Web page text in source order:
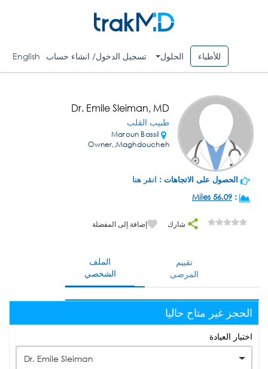
للأطباء الحلول تسجيل الدخول/ انشاء حساب English
Dr. Emile Sleiman, MD
طبيب القلب
Maroun Bassil
Owner,,Maghdoucheh
الحصول على الاتجاهات : انقر هنا
:
56.09 Miles
شارك إضافة إلى المفضلة
الملف
الشخصي
تقييم
المرضى
الحجز غير متاح حاليا
اختيار العيادة
Dr. Emile Sleiman